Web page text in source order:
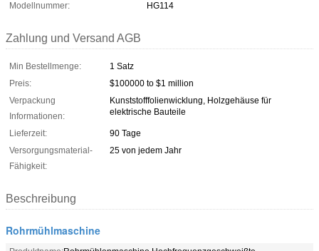
Modellnummer:
HG114
Zahlung und Versand AGB
Min Bestellmenge:
1 Satz
Preis:
$100000 to $1 million
Verpackung
Informationen:
Kunststofffolienwicklung, Holzgehäuse für
elektrische Bauteile
Lieferzeit:
90 Tage
Versorgungsmaterial-
Fähigkeit:
25 von jedem Jahr
Beschreibung
Rohrmühlmaschine